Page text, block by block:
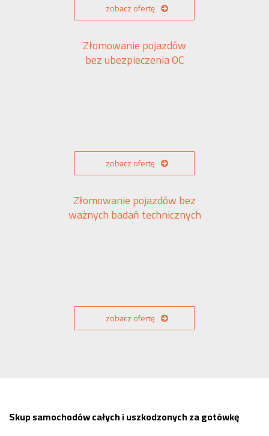
zobacz ofertę
Złomowanie pojazdów
bez ubezpieczenia OC
zobacz ofertę
Złomowanie pojazdów bez
ważnych badań technicznych
zobacz ofertę
Skup samochodów całych i uszkodzonych za gotówkę